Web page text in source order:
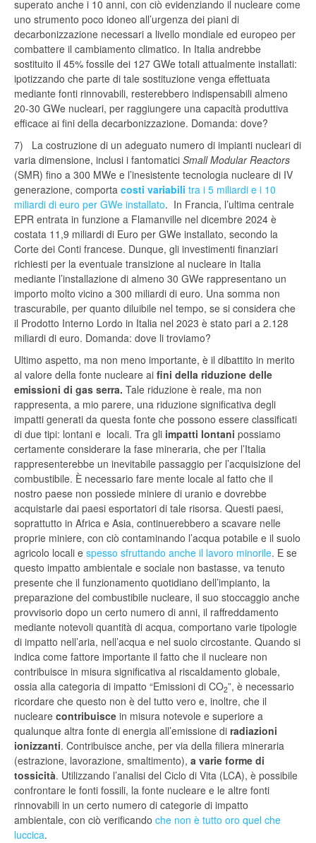
superato anche i 10 anni, con ciò evidenziando il nucleare come
uno strumento poco idoneo all’urgenza dei piani di
decarbonizzazione necessari a livello mondiale ed europeo per
combattere il cambiamento climatico. In Italia andrebbe
sostituito il 45% fossile dei 127 GWe totali attualmente installati:
ipotizzando che parte di tale sostituzione venga effettuata
mediante fonti rinnovabili, resterebbero indispensabili almeno
20-30 GWe nucleari, per raggiungere una capacità produttiva
efficace ai fini della decarbonizzazione. Domanda: dove?
7) La costruzione di un adeguato numero di impianti nucleari di
varia dimensione, inclusi i fantomatici Small Modular Reactors
(SMR) fino a 300 MWe e l’inesistente tecnologia nucleare di IV
generazione, comporta costi variabili tra i 5 miliardi e i 10
miliardi di euro per GWe installato. In Francia, l’ultima centrale
EPR entrata in funzione a Flamanville nel dicembre 2024 è
costata 11,9 miliardi di Euro per GWe installato, secondo la
Corte dei Conti francese. Dunque, gli investimenti finanziari
richiesti per la eventuale transizione al nucleare in Italia
mediante l’installazione di almeno 30 GWe rappresentano un
importo molto vicino a 300 miliardi di euro. Una somma non
trascurabile, per quanto diluibile nel tempo, se si considera che
il Prodotto Interno Lordo in Italia nel 2023 è stato pari a 2.128
miliardi di euro. Domanda: dove li troviamo?
Ultimo aspetto, ma non meno importante, è il dibattito in merito
al valore della fonte nucleare ai fini della riduzione delle
emissioni di gas serra. Tale riduzione è reale, ma non
rappresenta, a mio parere, una riduzione significativa degli
impatti generati da questa fonte che possono essere classificati
di due tipi: lontani e locali. Tra gli impatti lontani possiamo
certamente considerare la fase mineraria, che per l’Italia
rappresenterebbe un inevitabile passaggio per l’acquisizione del
combustibile. È necessario fare mente locale al fatto che il
nostro paese non possiede miniere di uranio e dovrebbe
acquistarle dai paesi esportatori di tale risorsa. Questi paesi,
soprattutto in Africa e Asia, continuerebbero a scavare nelle
proprie miniere, con ciò contaminando l’acqua potabile e il suolo
agricolo locali e spesso sfruttando anche il lavoro minorile. E se
questo impatto ambientale e sociale non bastasse, va tenuto
presente che il funzionamento quotidiano dell’impianto, la
preparazione del combustibile nucleare, il suo stoccaggio anche
provvisorio dopo un certo numero di anni, il raffreddamento
mediante notevoli quantità di acqua, comportano varie tipologie
di impatto nell’aria, nell’acqua e nel suolo circostante. Quando si
indica come fattore importante il fatto che il nucleare non
contribuisce in misura significativa al riscaldamento globale,
ossia alla categoria di impatto “Emissioni di CO2”, è necessario
ricordare che questo non è del tutto vero e, inoltre, che il
nucleare contribuisce in misura notevole e superiore a
qualunque altra fonte di energia all’emissione di radiazioni
ionizzanti. Contribuisce anche, per via della filiera mineraria
(estrazione, lavorazione, smaltimento), a varie forme di
tossicità. Utilizzando l’analisi del Ciclo di Vita (LCA), è possibile
confrontare le fonti fossili, la fonte nucleare e le altre fonti
rinnovabili in un certo numero di categorie di impatto
ambientale, con ciò verificando che non è tutto oro quel che
luccica.